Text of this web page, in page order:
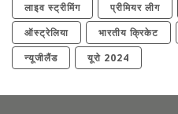
लाइव स्ट्रीमिंग
प्रीमियर लीग
ऑस्ट्रेलिया
भारतीय क्रिकेट
न्यूजीलैंड
यूरो 2024